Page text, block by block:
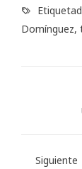
Domínguez,
Siguiente